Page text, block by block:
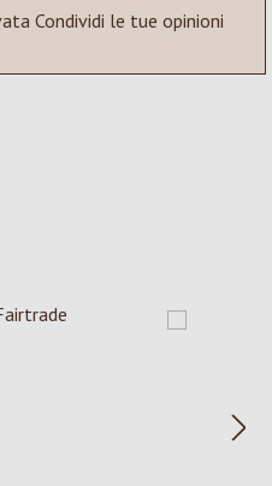
Condividi le tue opinioni